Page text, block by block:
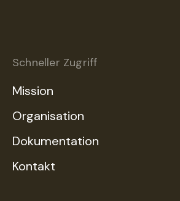
Schneller Zugriff
Mission
Organisation
Dokumentation
Kontakt